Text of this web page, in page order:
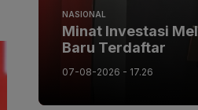
NASIONAL
Minat Investasi
Baru Terdaftar
07-08-2026 - 17.26